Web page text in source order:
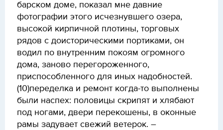
барском доме, показал мне давние
фотографии этого исчезнувшего озера,
высокой кирпичной плотины, торговых
рядов с доисторическими портиками, он
водил по внутренним покоям огромного
дома, заново перегороженного,
приспособленного для иных надобностей.
(10)переделка и ремонт когда-то выполнены
были наспех: половицы скрипят и хлябают
под ногами, двери перекошены, в оконные
рамы задувает свежий ветерок. –